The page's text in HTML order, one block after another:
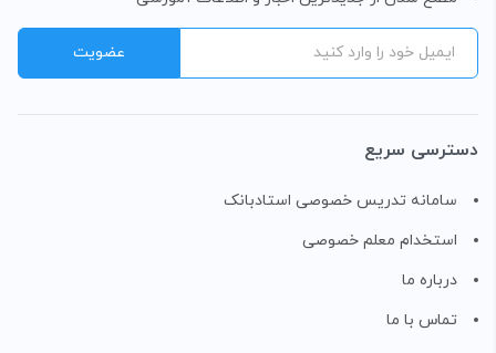
دسترسی سریع
سامانه تدریس خصوصی استادبانک
استخدام معلم خصوصی
درباره ما
تماس با ما